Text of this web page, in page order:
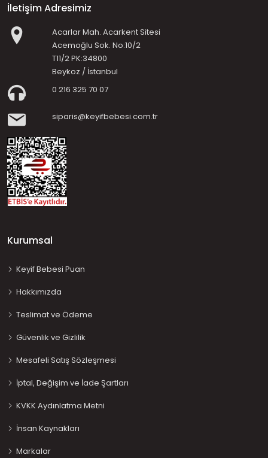
İletişim Adresimiz
Acarlar Mah. Acarkent Sitesi
Acemoğlu Sok. No:10/2
T11/2 PK:34800
Beykoz / İstanbul
0 216 325 70 07
siparis@keyifbebesi.com.tr
Kurumsal
Keyif Bebesi Puan
Hakkımızda
Teslimat ve Ödeme
Güvenlik ve Gizlilik
Mesafeli Satış Sözleşmesi
İptal, Değişim ve İade Şartları
KVKK Aydınlatma Metni
İnsan Kaynakları
Markalar